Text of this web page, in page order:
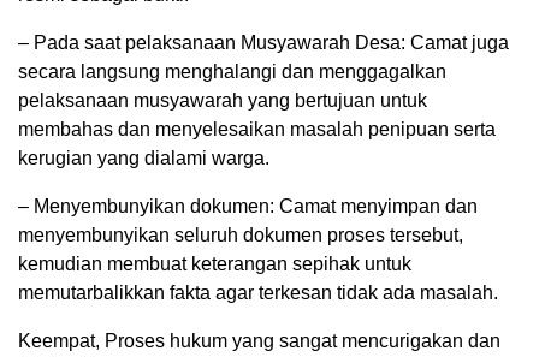
– Pada saat pelaksanaan Musyawarah Desa: Camat juga
secara langsung menghalangi dan menggagalkan
pelaksanaan musyawarah yang bertujuan untuk
membahas dan menyelesaikan masalah penipuan serta
kerugian yang dialami warga.
– Menyembunyikan dokumen: Camat menyimpan dan
menyembunyikan seluruh dokumen proses tersebut,
kemudian membuat keterangan sepihak untuk
memutarbalikkan fakta agar terkesan tidak ada masalah.
Keempat, Proses hukum yang sangat mencurigakan dan